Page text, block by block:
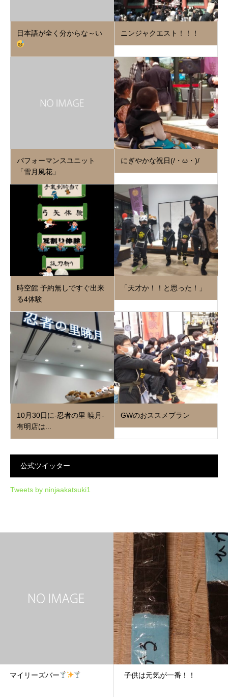
日本語が全く分からな～い ニンジャクエスト！！！
パフォーマンスユニット
「雪月風花」
にぎやかな祝日(/・ω・)/
時空館 予約無しですぐ出来
る4体験
「天才か！！と思った！」
10月30日に‐忍者の里 暁月‐
有明店は...
GWのおススメプラン
公式ツイッター
Tweets by ninjaakatsuki1
マイリーズバー 子供は元気が一番！！